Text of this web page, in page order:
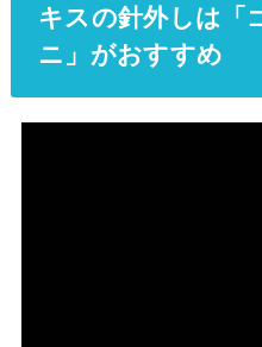
キスの針外しは「
ニ」がおすすめ